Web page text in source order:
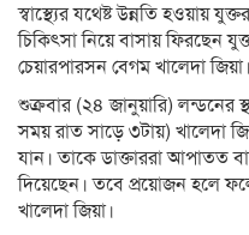
স্বাস্থ্যের যথেষ্ট উন্নতি হওয়ায়
চিকিৎসা নিয়ে বাসায় ফিরছেন
চেয়ারপারসন বেগম খালেদা জিয়া।
শুক্রবার (২৪ জানুয়ারি) লন্ডনের
সময় রাত সাড়ে ৩টায়) খালেদা
যান। তাকে ডাক্তাররা আপাতত
দিয়েছেন। তবে প্রয়োজন হলে
খালেদা জিয়া।